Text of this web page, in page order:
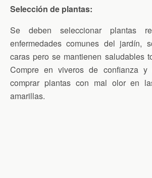
Selección de plantas:
Se deben seleccionar plantas
enfermedades comunes del jardín,
caras pero se mantienen saludables
Compre en viveros de confianza y
comprar plantas con mal olor en
amarillas.